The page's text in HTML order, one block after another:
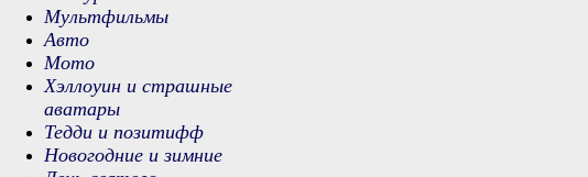
Мультфильмы
Авто
Мото
Хэллоуин и страшные
аватары
Тедди и позитифф
Новогодние и зимние